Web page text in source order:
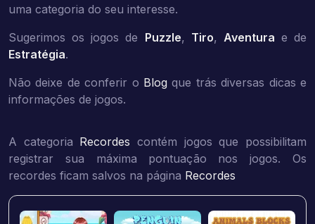
uma categoria do seu interesse.
Sugerimos os jogos de Puzzle, Tiro, Aventura e de
Estratégia.
Não deixe de conferir o Blog que trás diversas dicas e
informações de jogos.
A categoria Recordes contém jogos que possibilitam
registrar sua máxima pontuação nos jogos. Os
recordes ficam salvos na página Recordes